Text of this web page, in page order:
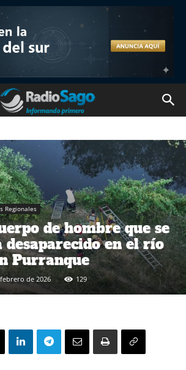
Regionales
de hombre que se
desaparecido en el río
Purranque
de 2026 129